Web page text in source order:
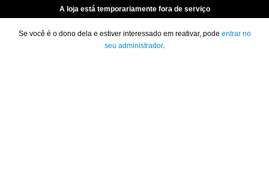
A loja está temporariamente fora de serviço
Se você é o dono dela e estiver interessado em reativar, pode entrar no
seu administrador.